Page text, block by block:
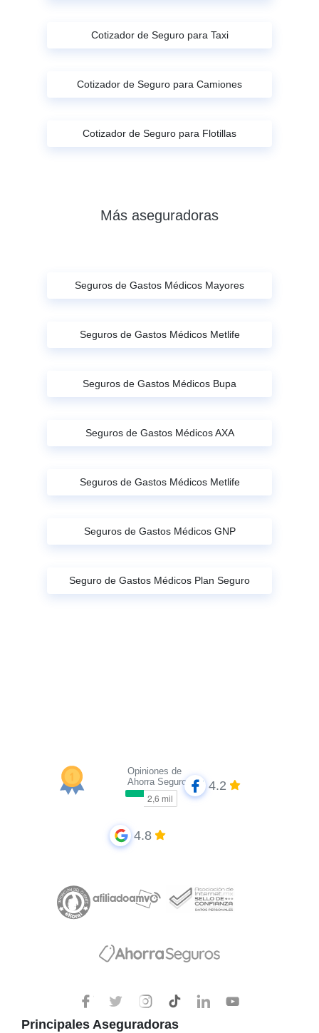
Cotizador de Seguro para Taxi
Cotizador de Seguro para Camiones
Cotizador de Seguro para Flotillas
Más aseguradoras
Seguros de Gastos Médicos Mayores
Seguros de Gastos Médicos Metlife
Seguros de Gastos Médicos Bupa
Seguros de Gastos Médicos AXA
Seguros de Gastos Médicos Metlife
Seguros de Gastos Médicos GNP
Seguro de Gastos Médicos Plan Seguro
Opiniones de
Ahorra Seguros
4.2
4.8
Principales Aseguradoras